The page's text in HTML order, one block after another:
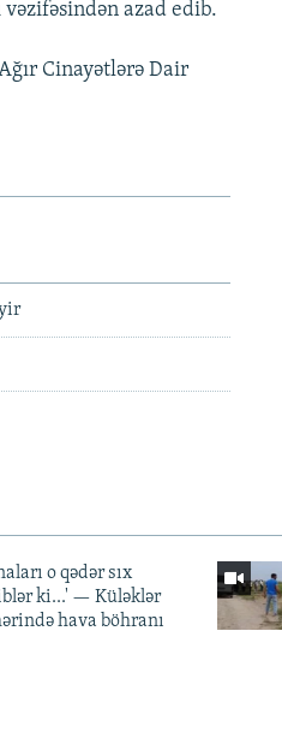
vəzifəsindən azad edib.
Cinayətlərə Dair
o qədər sıx
ki...' — Küləklər
hava böhranı